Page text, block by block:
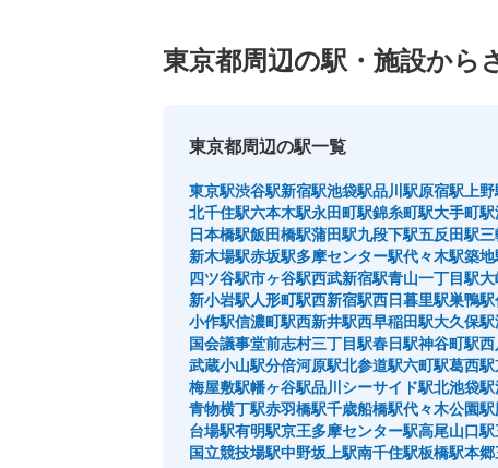
東京都周辺の駅・施設から
東京都周辺の駅一覧
東京駅渋谷駅新宿駅池袋駅品川駅原宿駅 上
北千住駅六本木駅永田町駅錦糸町駅大手町駅
日本橋駅飯田橋駅蒲田駅九段下駅五反田駅
新木場駅赤坂駅多摩センター駅代々木駅築地
四ツ谷駅市ヶ谷駅西武新宿駅青山一丁目駅
新小岩駅 人形町駅西新宿駅西日暮里駅巣鴨駅
小作駅信濃町駅西新井駅西早稲田駅大久保駅
国会議事堂前志村三丁目駅春日駅神谷町駅西
武蔵小山駅分倍河原駅北参道駅六町駅葛西駅
梅屋敷駅幡ヶ谷駅品川シーサイド駅北池袋駅
青物横丁駅赤羽橋駅千歳船橋駅代々木公園駅
台場駅有明駅京王多摩センター駅高尾山口駅
国立競技場駅中野坂上駅南千住駅板橋駅本郷